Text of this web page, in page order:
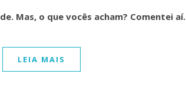
Mas, o que vocês acham? Comentei aí.
LEIA MAIS